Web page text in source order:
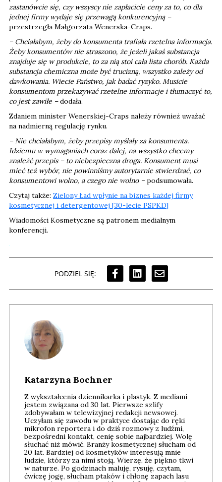
zastanówcie się, czy wszyscy nie zapłacicie ceny za to, co dla
jednej firmy wydaje się przewagą konkurencyjną –
przestrzegła Małgorzata Wenerska-Craps.
– Chciałabym, żeby do konsumenta trafiała rzetelna informacja.
Żeby konsumentów nie straszono, że jeżeli jakaś substancja
znajduje się w produkcie, to za nią stoi cała lista chorób. Każda
substancja chemiczna może być trucizną, wszystko zależy od
dawkowania. Wiecie Państwo, jak badać ryzyko. Musicie
konsumentom przekazywać rzetelne informacje i tłumaczyć to,
co jest zawiłe –dodała.
Zdaniem minister Wenerskiej-Craps należy również uważać
na nadmierną regulację rynku.
– Nie chciałabym, żeby przepisy myślały za konsumenta.
Idziemu w wymaganiach coraz dalej, na wszystko chcemy
znaleźć przepis – to niebezpieczna droga. Konsument musi
mieć też wybór, nie powinniśmy autorytarnie stwierdzać, co
konsumentowi wolno, a czego nie wolno –podsumowała.
Czytaj także: Zielony Ład wpłynie na biznes każdej firmy
kosmetycznej i detergentowej [30-lecie PSPKD]
Wiadomości Kosmetyczne są patronem medialnym
konferencji.
PODZIEL SIĘ:
Katarzyna Bochner
Z wykształcenia dziennikarka i plastyk. Z mediami
jestem związana od 30 lat. Pierwsze szlify
zdobywałam w telewizyjnej redakcji newsowej.
Uczyłam się zawodu w praktyce dostając do ręki
mikrofon reportera i do dziś rozmowy z ludźmi,
bezpośredni kontakt, cenię sobie najbardziej. Wolę
słuchać niż mówić. Branży kosmetycznej słucham od
20 lat. Bardziej od kosmetyków interesują mnie
ludzie, którzy za nimi stoją. Wierzę, że piękno tkwi
w naturze. Po godzinach maluję, rysuję, czytam,
ćwiczę jogę, słucham ptaków i chłonę zapach lasu